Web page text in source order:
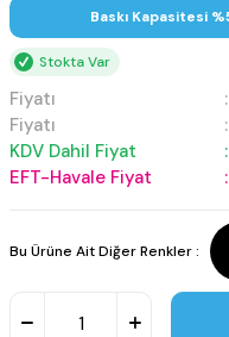
Baskı Kapasitesi
Stokta Var
Fiyatı :
Fiyatı
:
KDV Dahil Fiyat
:
EFT-Havale Fiyat
:
Bu Ürüne Ait Diğer Renkler :